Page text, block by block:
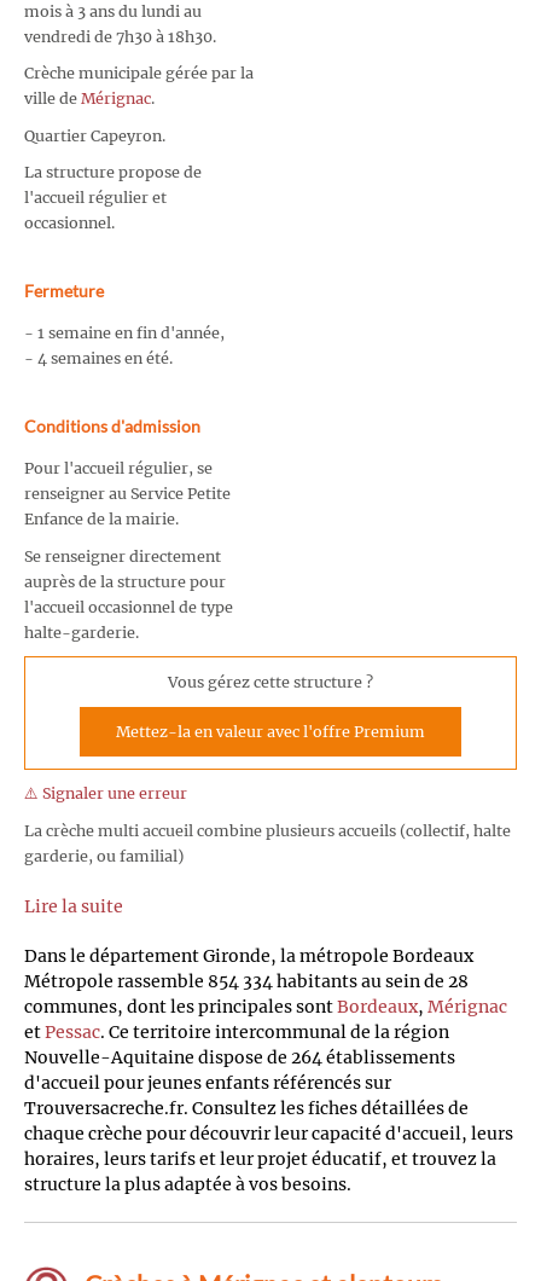
mois à 3 ans du lundi au
vendredi de 7h30 à 18h30.
Crèche municipale gérée par la
ville de Mérignac.
Quartier Capeyron.
La structure propose de
l'accueil régulier et
occasionnel.
Fermeture
- 1 semaine en fin d'année,
- 4 semaines en été.
Conditions d'admission
Pour l'accueil régulier, se
renseigner au Service Petite
Enfance de la mairie.
Se renseigner directement
auprès de la structure pour
l'accueil occasionnel de type
halte-garderie.
Vous gérez cette structure ?
Mettez-la en valeur avec l'offre Premium
⚠️ Signaler une erreur
La crèche multi accueil combine plusieurs accueils (collectif, halte
garderie, ou familial)
Lire la suite
Dans le département Gironde, la métropole Bordeaux
Métropole rassemble 854 334 habitants au sein de 28
communes, dont les principales sontBordeaux, Mérignac
etPessac. Ce territoire intercommunal de la région
Nouvelle-Aquitaine dispose de 264 établissements
d'accueil pour jeunes enfants référencés sur
Trouversacreche.fr. Consultez les fiches détaillées de
chaque crèche pour découvrir leur capacité d'accueil, leurs
horaires, leurs tarifs et leur projet éducatif, et trouvez la
structure la plus adaptée à vos besoins.